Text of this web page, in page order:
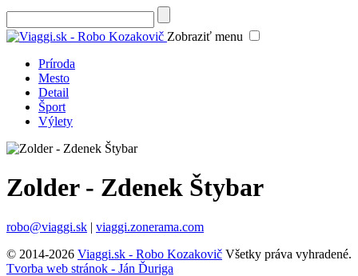
Zobraziť menu
Príroda
Mesto
Detail
Šport
Výlety
Zolder - Zdenek Štybar
robo@viaggi.sk | viaggi.zonerama.com
© 2014-2026 Viaggi.sk - Robo Kozakovič Všetky práva vyhradené.
Tvorba web stránok - Ján Ďuriga